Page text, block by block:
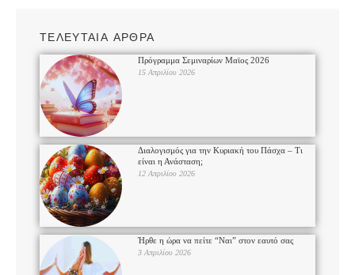
ΤΕΛΕΥΤΑΙΑ ΑΡΘΡΑ
Πρόγραμμα Σεμιναρίων Μαϊος 2026
15 Απριλίου 2026
Διαλογισμός για την Κυριακή του Πάσχα – Τι
είναι η Ανάσταση;
12 Απριλίου 2026
Ήρθε η ώρα να πείτε “Ναι” στον εαυτό σας
3 Απριλίου 2026